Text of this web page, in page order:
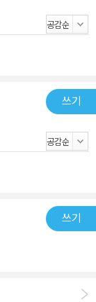
동물 실험 등 생명
논
주의의 미래와 대
등 교육 전반에
《인공 지능 논쟁》
등 지금보다 더
쓰기
쓰기